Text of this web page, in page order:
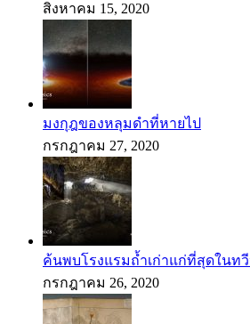
สิงหาคม 15, 2020
มงกุฎของหลุมดำที่หายไป
กรกฎาคม 27, 2020
ค้นพบโรงแรมถ้ำเก่าแก่ที่สุดในทวี
กรกฎาคม 26, 2020